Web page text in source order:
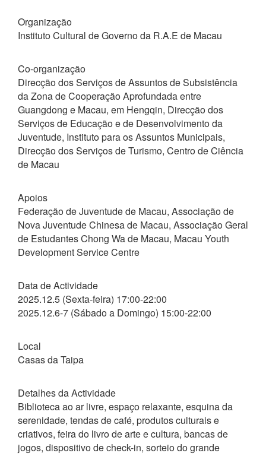
Organização
Instituto Cultural de Governo da R.A.E de Macau
Co-organização
Direcção dos Serviços de Assuntos de Subsistência
da Zona de Cooperação Aprofundada entre
Guangdong e Macau, em Hengqin, Direcção dos
Serviços de Educação e de Desenvolvimento da
Juventude, Instituto para os Assuntos Municipais,
Direcção dos Serviços de Turismo, Centro de Ciência
de Macau
Apoios
Federação de Juventude de Macau, Associação de
Nova Juventude Chinesa de Macau, Associação Geral
de Estudantes Chong Wa de Macau, Macau Youth
Development Service Centre
Data de Actividade
2025.12.5 (Sexta-feira) 17:00-22:00
2025.12.6-7 (Sábado a Domingo) 15:00-22:00
Local
Casas da Taipa
Detalhes da Actividade
Biblioteca ao ar livre, espaço relaxante, esquina da
serenidade, tendas de café, produtos culturais e
criativos, feira do livro de arte e cultura, bancas de
jogos, dispositivo de check-in, sorteio do grande